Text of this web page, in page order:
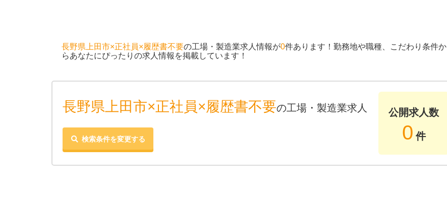
長野県上田市×正社員×履歴書不要の工場・製造業求人情報が0件あります！勤務地や職種、こだわり条件か
らあなたにぴったりの求人情報を掲載しています！
長野県上田市×正社員×履歴書不要の工場・製造業求人
検索条件を変更する
公開求人数
0 件